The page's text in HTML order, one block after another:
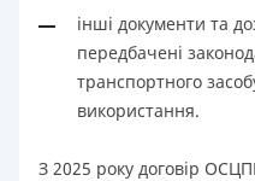
інші документи та
передбачені
транспортного
використання.
З 2025 року договір